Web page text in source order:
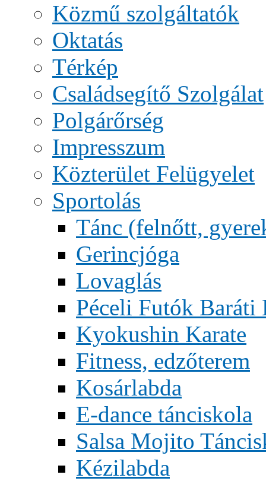
Közmű szolgáltatók
Oktatás
Térkép
Családsegítő Szolgálat
Polgárőrség
Impresszum
Közterület Felügyelet
Sportolás
Tánc (felnőtt,
Gerincjóga
Lovaglás
Péceli Futók Baráti
Kyokushin Karate
Fitness, edzőterem
Kosárlabda
E-dance tánciskola
Salsa Mojito
Kézilabda